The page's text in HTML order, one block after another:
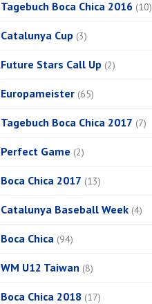
Tagebuch Boca Chica 2016 (10)
Catalunya Cup (3)
Future Stars Call Up (2)
Europameister (65)
Tagebuch Boca Chica 2017 (7)
Perfect Game (2)
Boca Chica 2017 (13)
Catalunya Baseball Week (4)
Boca Chica (94)
WM U12 Taiwan (8)
Boca Chica 2018 (17)